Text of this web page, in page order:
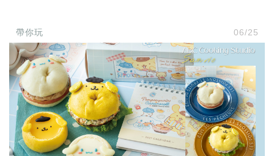
活
小
物
口
罩
推
薦
居
家
料
理
帶你玩 06/25